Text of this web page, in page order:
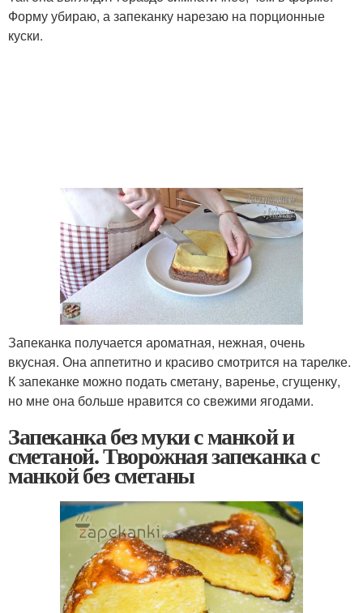
Форму убираю, а запеканку нарезаю на порционные
куски.
Запеканка получается ароматная, нежная, очень
вкусная. Она аппетитно и красиво смотрится на тарелке.
К запеканке можно подать сметану, варенье, сгущенку,
но мне она больше нравится со свежими ягодами.
Запеканка без муки с манкой и
сметаной. Творожная запеканка с
манкой без сметаны